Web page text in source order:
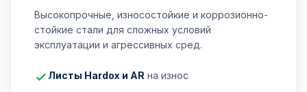
Высокопрочные, износостойкие и коррозионно-
стойкие стали для сложных условий
эксплуатации и агрессивных сред.
Листы Hardox и AR на износ